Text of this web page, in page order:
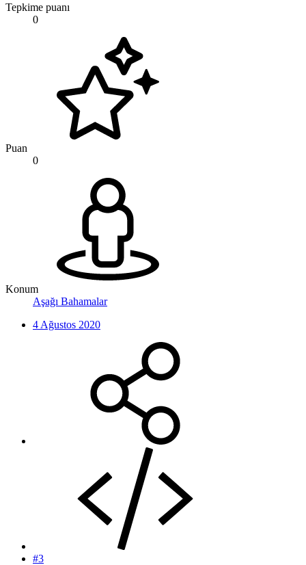
Tepkime puanı
0
Puan
0
Konum
Aşağı Bahamalar
4 Ağustos 2020
#3